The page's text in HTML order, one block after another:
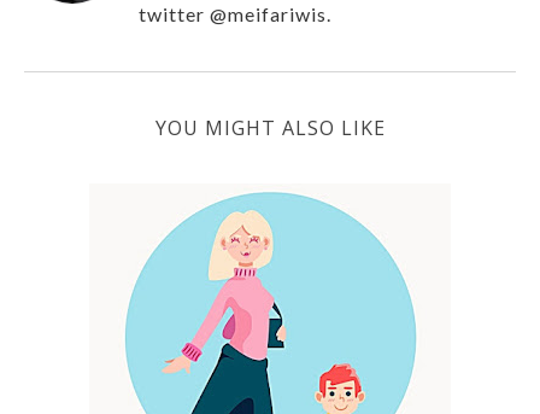
twitter @meifariwis.
YOU MIGHT ALSO LIKE